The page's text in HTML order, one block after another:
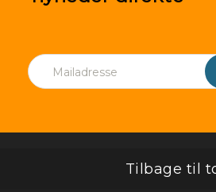
Tilbage til